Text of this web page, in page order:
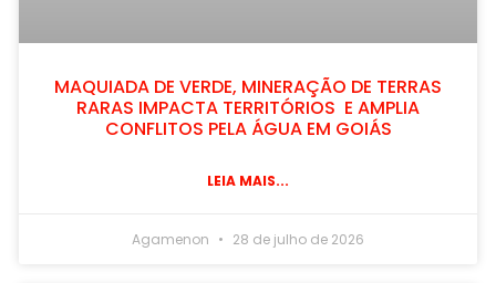
MAQUIADA DE VERDE, MINERAÇÃO DE TERRAS
RARAS IMPACTA TERRITÓRIOS E AMPLIA
CONFLITOS PELA ÁGUA EM GOIÁS
LEIA MAIS...
Agamenon 28 de julho de 2026